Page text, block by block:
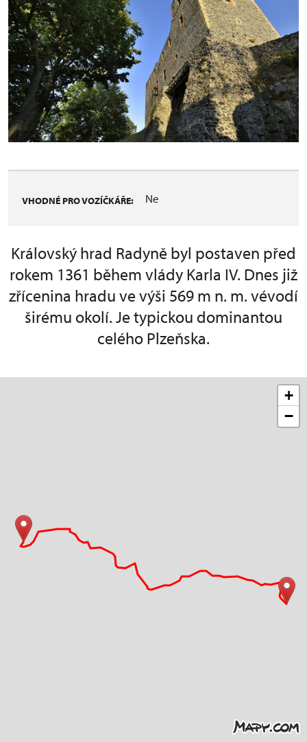
VHODNÉ PRO VOZÍČKÁŘE: Ne
Královský hrad Radyně byl postaven před
rokem 1361 během vlády Karla IV. Dnes již
zřícenina hradu ve výši 569 m n. m. vévodí
širému okolí. Je typickou dominantou
celého Plzeňska.
+
−